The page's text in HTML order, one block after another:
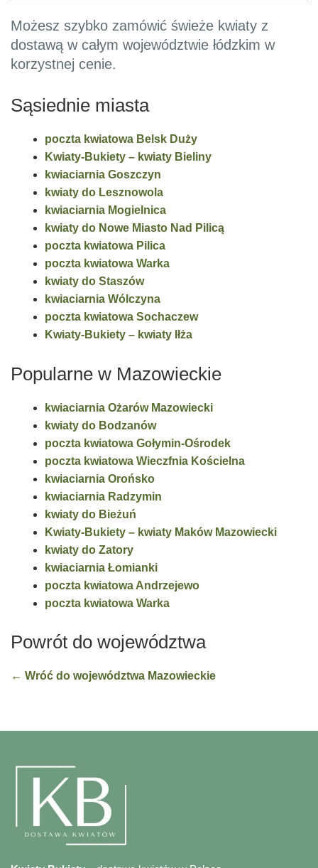
Możesz szybko zamówić świeże kwiaty z
dostawą w całym województwie łódzkim w
korzystnej cenie.
Sąsiednie miasta
poczta kwiatowa Belsk Duży
Kwiaty-Bukiety – kwiaty Bieliny
kwiaciarnia Goszczyn
kwiaty do Lesznowola
kwiaciarnia Mogielnica
kwiaty do Nowe Miasto Nad Pilicą
poczta kwiatowa Pilica
poczta kwiatowa Warka
kwiaty do Staszów
kwiaciarnia Wólczyna
poczta kwiatowa Sochaczew
Kwiaty-Bukiety – kwiaty Iłża
Popularne w Mazowieckie
kwiaciarnia Ożarów Mazowiecki
kwiaty do Bodzanów
poczta kwiatowa Gołymin-Ośrodek
poczta kwiatowa Wieczfnia Kościelna
kwiaciarnia Orońsko
kwiaciarnia Radzymin
kwiaty do Bieżuń
Kwiaty-Bukiety – kwiaty Maków Mazowiecki
kwiaty do Zatory
kwiaciarnia Łomianki
poczta kwiatowa Andrzejewo
poczta kwiatowa Warka
Powrót do województwa
← Wróć do województwa Mazowieckie